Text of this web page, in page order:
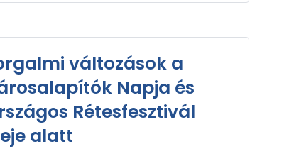
változások a
Napja és
Rétesfesztivál
alatt